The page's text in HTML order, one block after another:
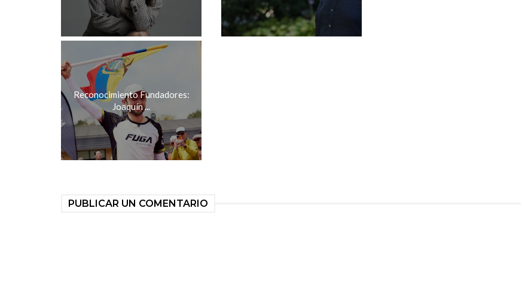
Reconocimiento Fundadores:
Joaquín ...
PUBLICAR UN COMENTARIO